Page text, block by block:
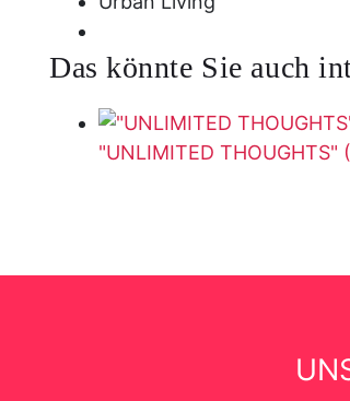
Das könnte Sie auch
"UNLIMITED